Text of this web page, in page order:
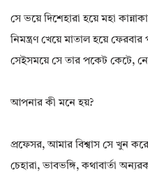
সে ভয়ে দিশেহারা হয়ে মহা
নিমন্ত্রণ খেয়ে মাতাল হয়ে
সেইসময়ে সে তার পকেট কেটে,
আপনার কী মনে হয়?
প্রফেসর, আমার বিশ্বাস সে খুন
চেহারা, ভাবভঙ্গি, কথাবার্তা